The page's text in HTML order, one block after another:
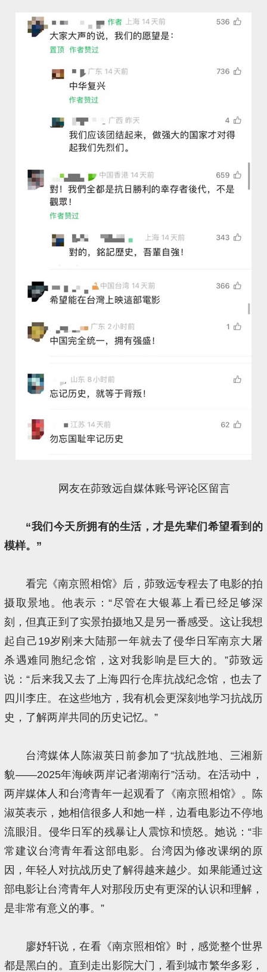
网友在茆致远自媒体账号评论区留言
“我们今天所拥有的生活，才是先辈们希望看到的
模样。”
看完《南京照相馆》后，茆致远专程去了电影的拍
摄取景地。他表示：“尽管在大银幕上看已经足够深
刻，但真正到了实景拍摄地又是另一番感受。这让我想
起自己19岁刚来大陆那一年就去了侵华日军南京大屠
杀遇难同胞纪念馆，这对我影响是巨大的。”茆致远
说：“后来我又去了上海四行仓库抗战纪念馆，也去了
四川李庄。在这些地方，我有机会更深刻地学习抗战历
史，了解两岸共同的历史记忆。”
台湾媒体人陈淑英日前参加了“抗战胜地、三湘新
貌——2025年海峡两岸记者湖南行”活动。在活动中，
两岸媒体人和台湾青年一起观看了《南京照相馆》。陈
淑英表示，她相信很多人和她一样，边看电影边不停地
流眼泪。侵华日军的残暴让人震惊和愤怒。她说：“非
常建议台湾青年看这部电影。台湾因为修改课纲的原
因，年轻人对抗战历史了解得越来越少。如果能通过这
部电影让台湾青年人对那段历史有更深的认识和理解，
是非常有意义的事。”
廖妤轩说，在看《南京照相馆》时，感觉整个世界
都是黑白的。直到走出影院大门，看到城市繁华多彩，